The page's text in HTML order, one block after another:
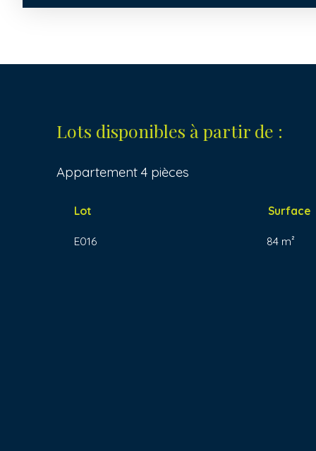
Lots disponibles à partir de :
Appartement 4 pièces
Lot Surface
E016 84 m²